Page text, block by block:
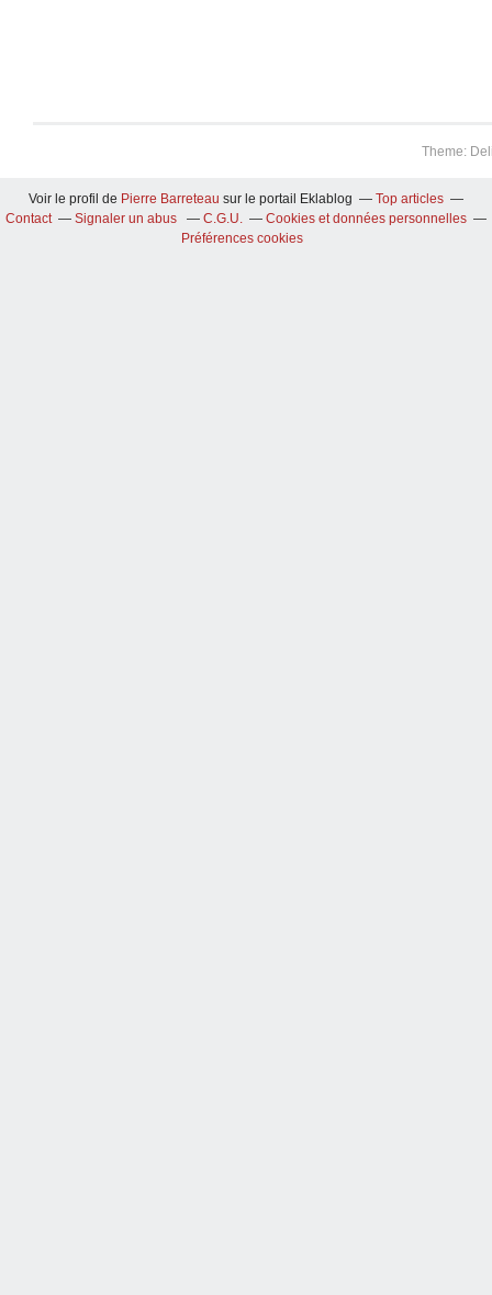
Theme:
Voir le profil de Pierre Barreteau sur le portail Eklablog
Top articles
Contact
Signaler un abus C.G.U.
Cookies et données personnelles
Préférences cookies